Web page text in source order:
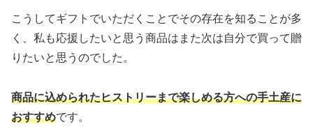
こうしてギフトでいただくことでその存在を知ることが多
く、私も応援したいと思う商品はまた次は自分で買って贈
りたいと思うのでした。
商品に込められたヒストリーまで楽しめる方への手土産に
おすすめです。